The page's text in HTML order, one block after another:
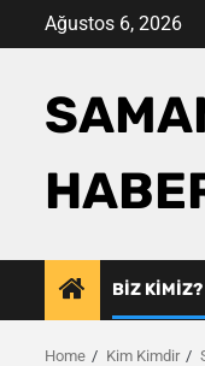
Ağustos 6, 2026
BIZ KIMIZ?
Home Kim Kimdir